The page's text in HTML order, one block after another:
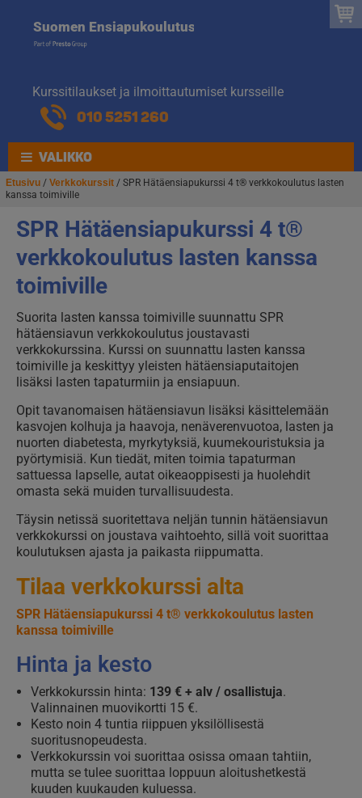
navigointiin
sisältöön
Suomen EnsiapukoulutusSuomen
Kurssitilaukset ja ilmoittautumiset kursseille
010 5251 260
VALIKKO
Etusivu / Verkkokurssit / SPR Hätäensiapukurssi 4 t® verkkokoulutus lasten
kanssa toimiville
SPR Hätäensiapukurssi 4 t®
verkkokoulutus lasten kanssa
toimiville
Suorita lasten kanssa toimiville suunnattu SPR
hätäensiavun verkkokoulutus joustavasti
verkkokurssina. Kurssi on suunnattu lasten kanssa
toimiville ja keskittyy yleisten hätäensiaputaitojen
lisäksi lasten tapaturmiin ja ensiapuun.
Opit tavanomaisen hätäensiavun lisäksi käsittelemään
kasvojen kolhuja ja haavoja, nenäverenvuotoa, lasten ja
nuorten diabetesta, myrkytyksiä, kuumekouristuksia ja
pyörtymisiä. Kun tiedät, miten toimia tapaturman
sattuessa lapselle, autat oikeaoppisesti ja huolehdit
omasta sekä muiden turvallisuudesta.
Täysin netissä suoritettava neljän tunnin hätäensiavun
verkkokurssi on joustava vaihtoehto, sillä voit suorittaa
koulutuksen ajasta ja paikasta riippumatta.
Tilaa verkkokurssi alta
SPR Hätäensiapukurssi 4 t® verkkokoulutus lasten
kanssa toimiville
Hinta ja kesto
Verkkokurssin hinta: 139 € + alv / osallistuja.
Valinnainen muovikortti 15 €.
Kesto noin 4 tuntia riippuen yksilöllisestä
suoritusnopeudesta.
Verkkokurssin voi suorittaa osissa omaan tahtiin,
mutta se tulee suorittaa loppuun aloitushetkestä
kuuden kuukauden kuluessa.